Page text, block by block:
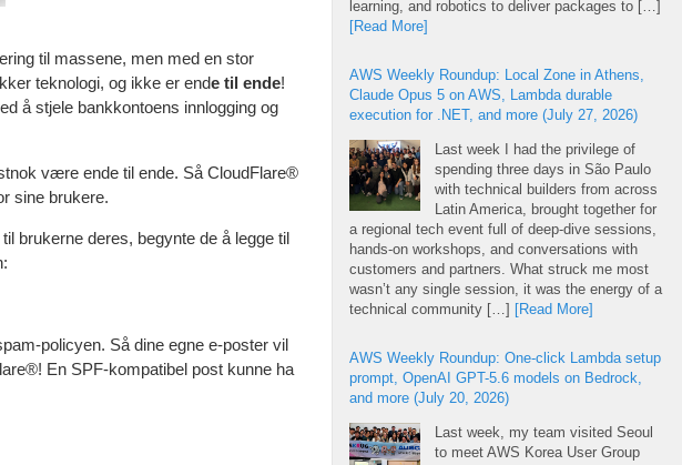
til massene, men med en stor
teknologi, og ikke er ende til ende!
å stjele bankkontoens innlogging og
være ende til ende. Så CloudFlare®
sine brukere.
brukerne deres, begynte de å legge til
policyen. Så dine egne e-poster vil
En SPF-kompatibel post kunne ha
learning, and robotics to deliver packages to […]
[Read More]
AWS Weekly Roundup: Local Zone in Athens,
Claude Opus 5 on AWS, Lambda durable
execution for .NET, and more (July 27, 2026)
Last week I had the privilege of
spending three days in São Paulo
with technical builders from across
Latin America, brought together for
a regional tech event full of deep-dive sessions,
hands-on workshops, and conversations with
customers and partners. What struck me most
wasn’t any single session, it was the energy of a
technical community […] [Read More]
AWS Weekly Roundup: One-click Lambda setup
prompt, OpenAI GPT-5.6 models on Bedrock,
and more (July 20, 2026)
Last week, my team visited Seoul
to meet AWS Korea User Group